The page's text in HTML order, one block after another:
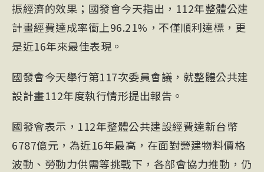
振經濟的效果；國發會今天指出，112年整體公建
計畫經費達成率衝上96.21%，不僅順利達標，更
是近16年來最佳表現。
國發會今天舉行第117次委員會議，就整體公共建
設計畫112年度執行情形提出報告。
國發會表示，112年整體公共建設經費達新台幣
6787億元，為近16年最高，在面對營建物料價格
波動、勞動力供需等挑戰下，各部會協力推動，仍